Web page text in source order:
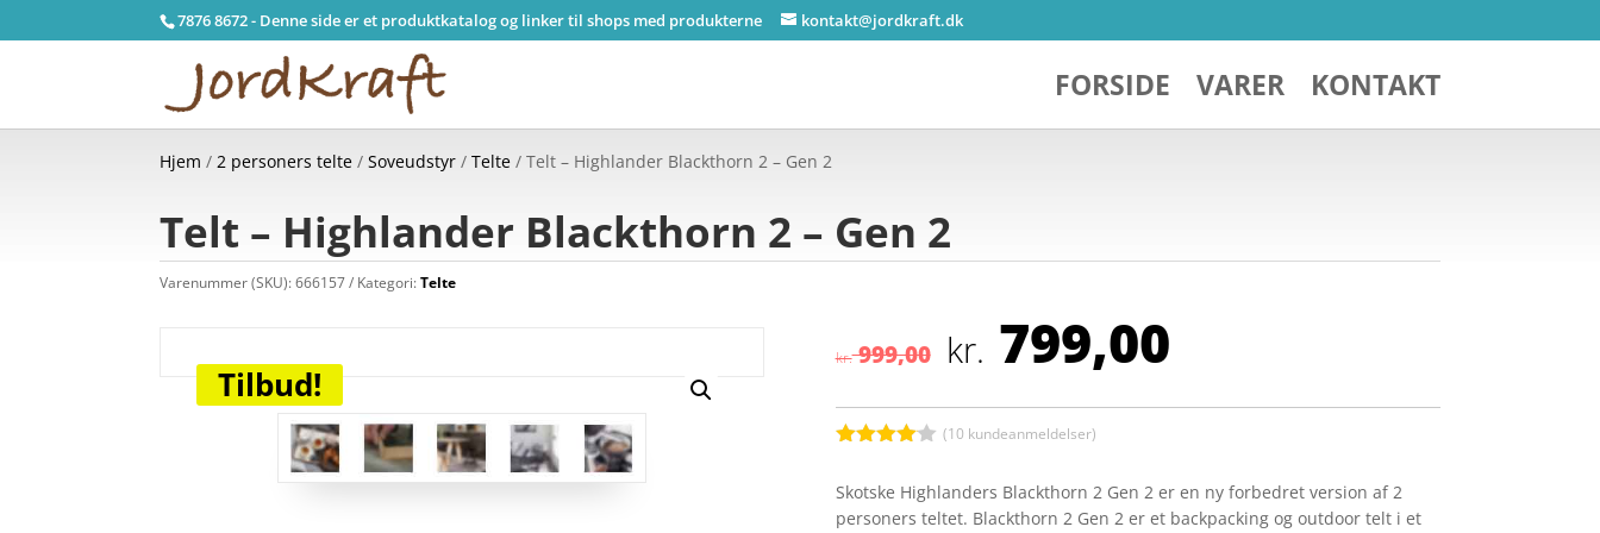
7876 8672 - Denne side er et produktkatalog og linker til shops med produkterne kontakt@jordkraft.dk
FORSIDE VARER KONTAKT
Hjem /2 personers telte /Soveudstyr /Telte / Telt – Highlander Blackthorn 2 – Gen 2
Telt – Highlander Blackthorn 2 – Gen 2
Varenummer (SKU):666157 Kategori:Telte
Tilbud!
kr.999,00 Den
oprindelige
pris
var:
kr. 999,00.
kr. 799,00Den
aktuelle
pris
er:
ud af 5
baseret
(10 kundeanmeldelser)
Skotske Highlanders Blackthorn 2 Gen 2 er en ny forbedret version af 2
personers teltet. Blackthorn 2 Gen 2 er et backpacking og outdoor telt i et